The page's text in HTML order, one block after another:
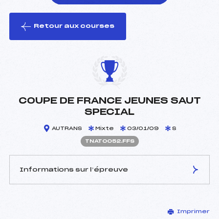
le ski
Retour aux courses
COUPE DE FRANCE JEUNES SAUT
SPECIAL
AUTRANS Mixte 03/01/09 S
TNAT0052.FFS
Informations sur l’épreuve
MOREL PIERRE (DA)
Imprimer